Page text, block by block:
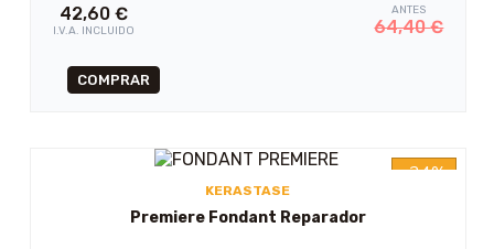
42,60 €
I.V.A. INCLUIDO
ANTES
64,40€
-34%
KERASTASE
Premiere Fondant Reparador